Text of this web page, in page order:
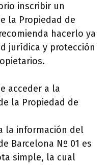
inscribir un
la Propiedad de
hacerlo ya
jurídica y protección
acceder a la
la Propiedad de
la información del
Barcelona Nº 01 es
simple, la cual